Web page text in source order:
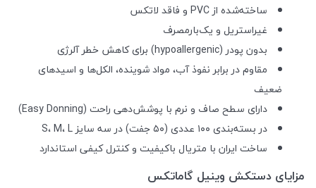
ساخته‌شده از PVC و فاقد لاتکس
غیراستریل و یک‌بارمصرف
بدون پودر (hypoallergenic) برای کاهش خطر آلرژی
مقاوم در برابر نفوذ آب، مواد شوینده، الکل‌ها و اسیدهای
ضعیف
دارای سطح صاف و نرم با پوشش‌دهی راحت (Easy Donning)
در بسته‌بندی ۱۰۰ عددی (۵۰ جفت) در سه سایز S، M، L
ساخت ایران با متریال باکیفیت و کنترل کیفی استاندارد
مزایای دستکش وینیل گاماتکس